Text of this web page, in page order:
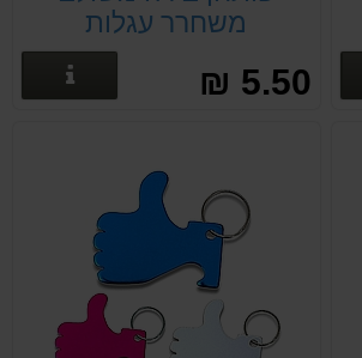
פרטים נוספים
משחרר עגלות
5.50 ₪